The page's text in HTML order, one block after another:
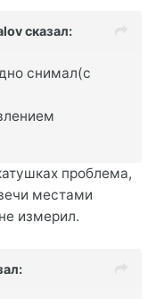
сказал:
снимал(с
проблема,
местами
измерил.